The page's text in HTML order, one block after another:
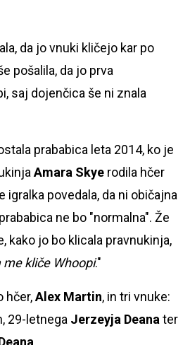
da jo vnuki kličejo kar po
pošalila, da jo prva
saj dojenčica še ni znala
prababica leta 2014, ko je
Amara Skye rodila hčer
igralka povedala, da ni običajna
ne bo "normalna". Že
kako jo bo klicala pravnukinja,
me kliče Whoopi."
hčer,Alex Martin, in tri vnuke:
29-letnega Jerzeyja Deana ter
.